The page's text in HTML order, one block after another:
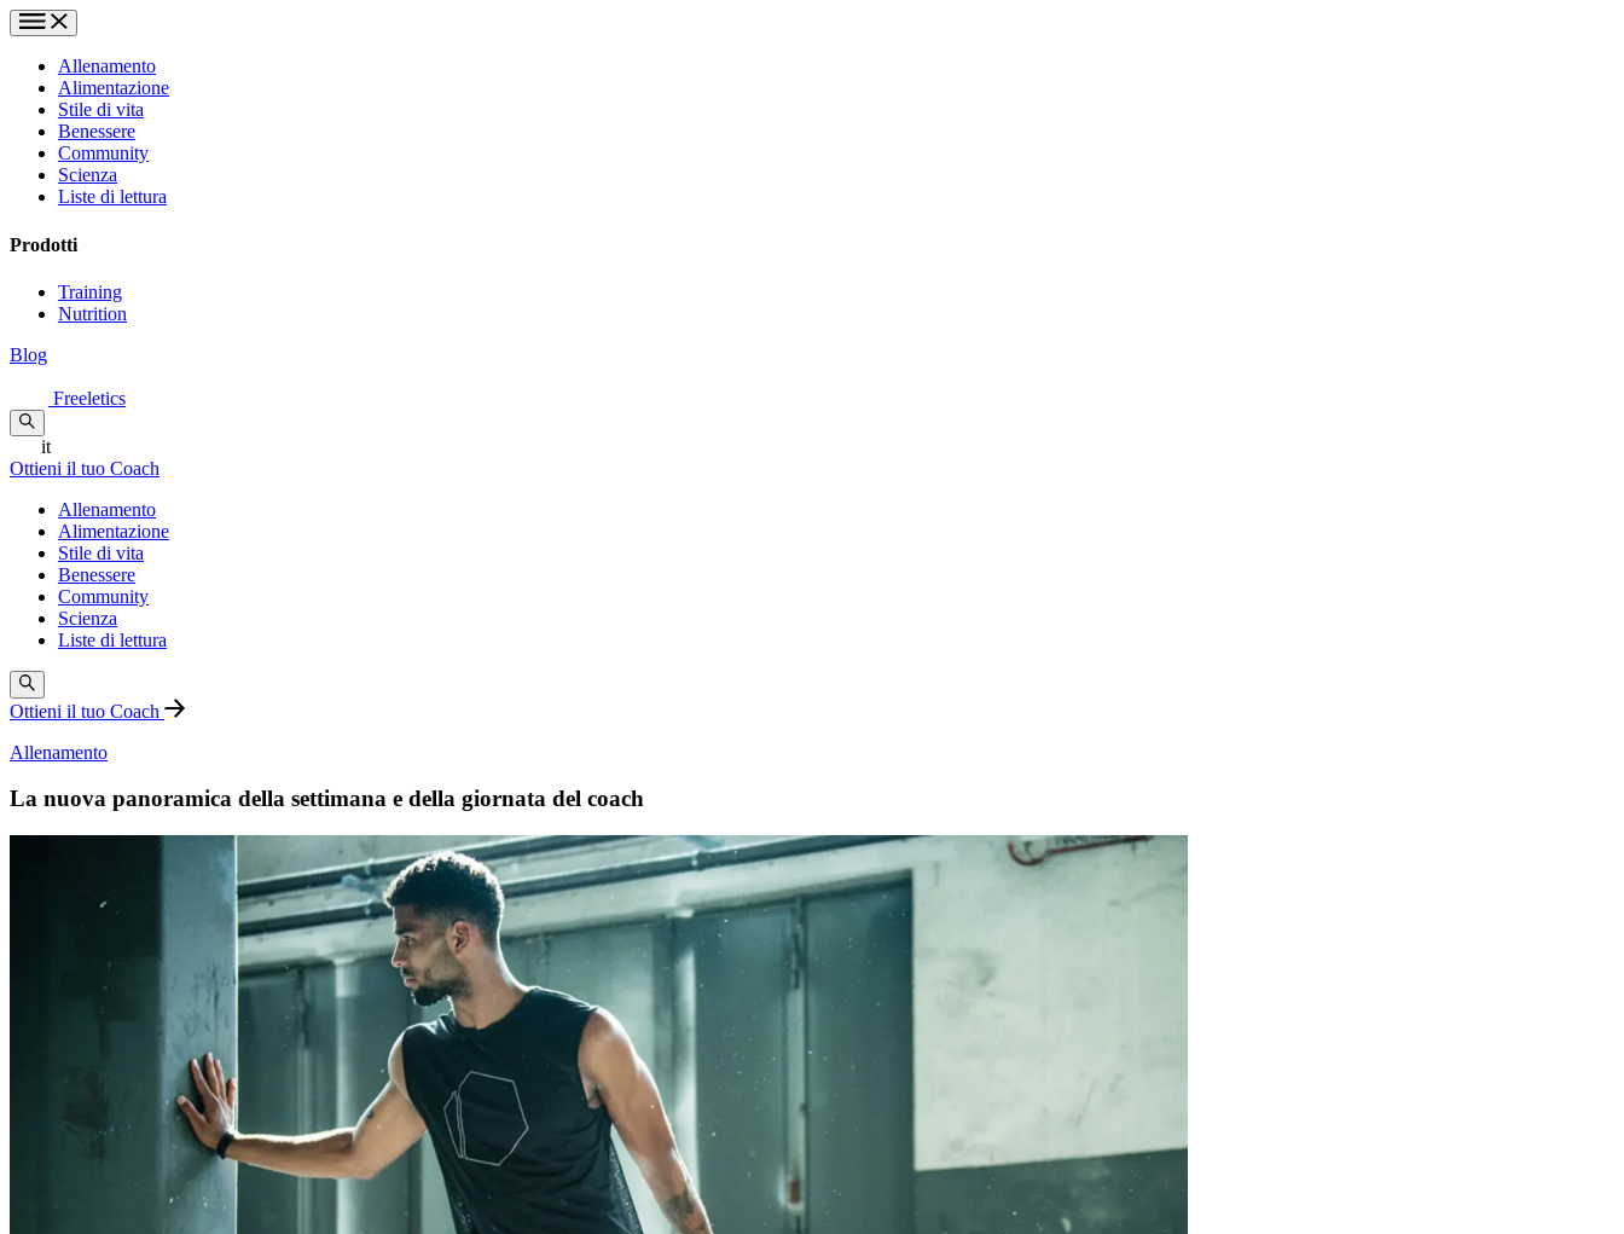
Allenamento
Alimentazione
Stile di vita
Benessere
Community
Scienza
Liste di lettura
Prodotti
Training
Nutrition
Blog
Freeletics
it
Ottieni il tuo Coach
Allenamento
Alimentazione
Stile di vita
Benessere
Community
Scienza
Liste di lettura
Ottieni il tuo Coach
Allenamento
La nuova panoramica della settimana e della giornata del coach